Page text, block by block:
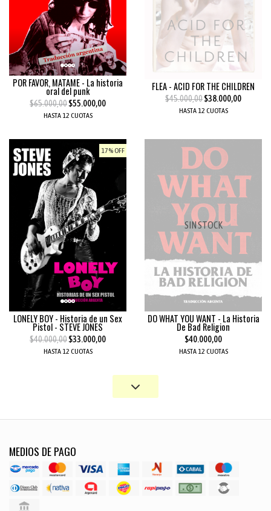
POR FAVOR, MATAME - La historia
oral del punk
$65.000,00$55.000,00
HASTA 12 CUOTAS
FLEA - ACID FOR THE CHILDREN
$45.000,00$38.000,00
HASTA 12 CUOTAS
17% OFF
LONELY BOY - Historia de un Sex
Pistol - STEVE JONES
$40.000,00$33.000,00
HASTA 12 CUOTAS
SIN STOCK
DO WHAT YOU WANT - La Historia
De Bad Religion
$40.000,00
HASTA 12 CUOTAS
MEDIOS DE PAGO